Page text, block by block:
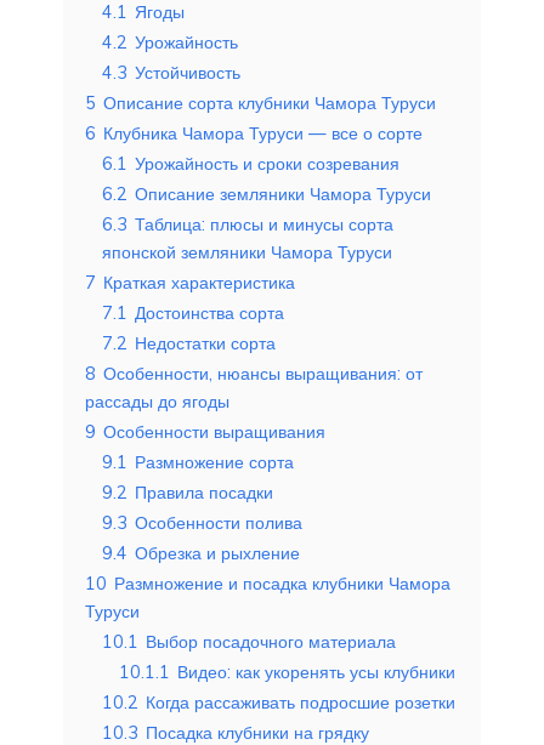
4.1 Ягоды
4.2 Урожайность
4.3 Устойчивость
5 Описание сорта клубники Чамора Туруси
6 Клубника Чамора Туруси — все о сорте
6.1 Урожайность и сроки созревания
6.2 Описание земляники Чамора Туруси
6.3 Таблица: плюсы и минусы сорта
японской земляники Чамора Туруси
7 Краткая характеристика
7.1 Достоинства сорта
7.2 Недостатки сорта
8 Особенности, нюансы выращивания: от
рассады до ягоды
9 Особенности выращивания
9.1 Размножение сорта
9.2 Правила посадки
9.3 Особенности полива
9.4 Обрезка и рыхление
10 Размножение и посадка клубники Чамора
Туруси
10.1 Выбор посадочного материала
10.1.1 Видео: как укоренять усы клубники
10.2 Когда рассаживать подросшие розетки
10.3 Посадка клубники на грядку